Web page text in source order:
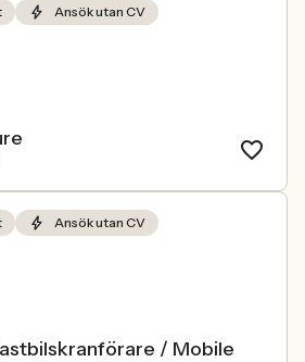
Ansök utan CV
Ansök utan CV
/ Mobile